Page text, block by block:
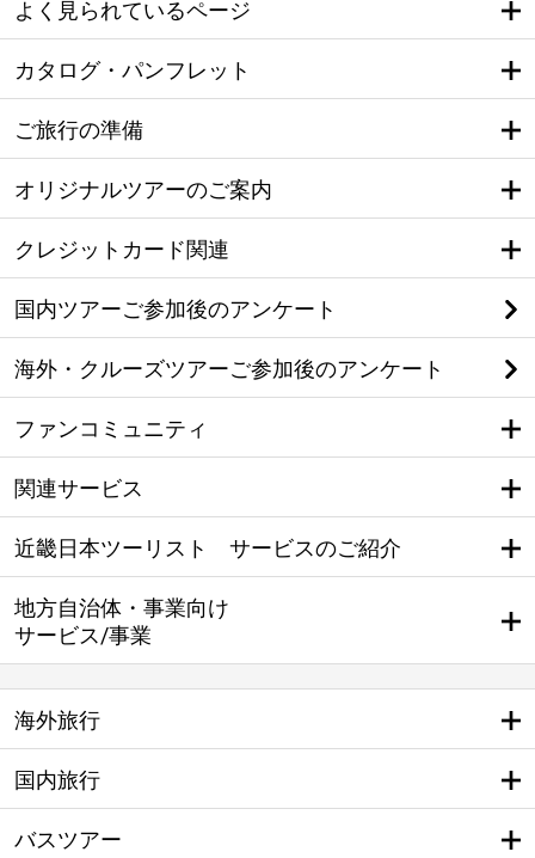
よく見られているページ
カタログ・パンフレット
ご旅行の準備
オリジナルツアーのご案内
クレジットカード関連
国内ツアーご参加後のアンケート
海外・クルーズツアーご参加後のアンケート
ファンコミュニティ
関連サービス
近畿日本ツーリスト サービスのご紹介
地方自治体・事業向け
サービス/事業
海外旅行
国内旅行
バスツアー